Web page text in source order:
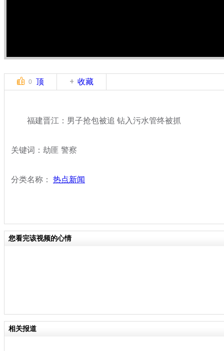
0 顶 收藏
福建晋江：男子抢包被追 钻入污水管终被抓
关键词：劫匪 警察
分类名称： 热点新闻
您看完该视频的心情
相关报道